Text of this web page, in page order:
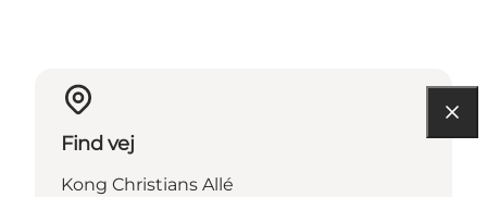
Find vej
Kong Christians Allé